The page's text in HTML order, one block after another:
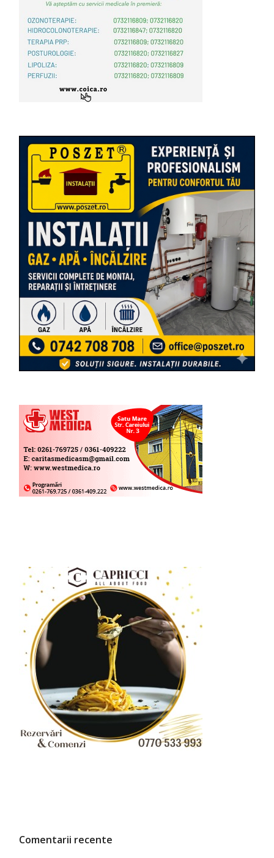
Comentarii recente